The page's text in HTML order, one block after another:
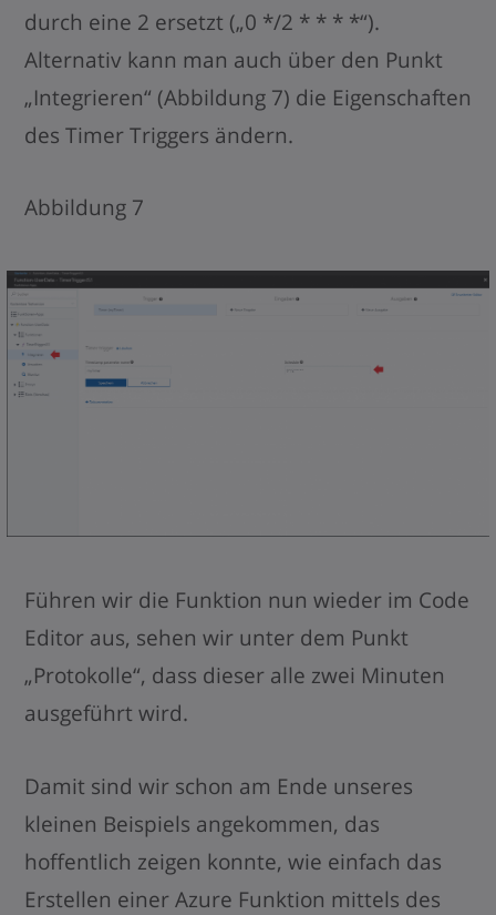
durch eine 2 ersetzt („0 */2 * * * *“).
Alternativ kann man auch über den Punkt
„Integrieren“ (Abbildung 7) die Eigenschaften
des Timer Triggers ändern.
Abbildung 7
Führen wir die Funktion nun wieder im Code
Editor aus, sehen wir unter dem Punkt
„Protokolle“, dass dieser alle zwei Minuten
ausgeführt wird.
Damit sind wir schon am Ende unseres
kleinen Beispiels angekommen, das
hoffentlich zeigen konnte, wie einfach das
Erstellen einer Azure Funktion mittels des